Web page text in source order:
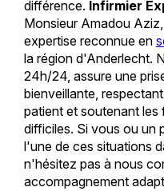
différence. Infirmier
Monsieur Amadou
expertise reconnue en
la région d'Anderlecht.
24h/24, assure une
bienveillante,
patient et soutenant les
difficiles. Si vous ou un
l'une de ces situations
n'hésitez pas à nous
accompagnement